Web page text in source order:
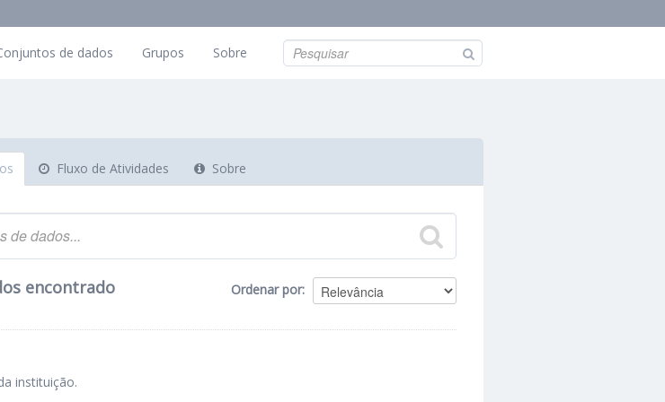
de dados Grupos Sobre
Fluxo de Atividades Sobre
Ordenar por
encontrado
instituição.